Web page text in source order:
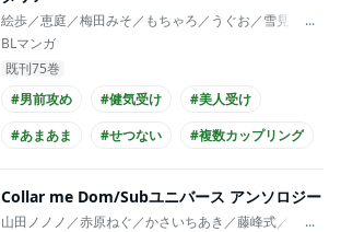
絵歩／恵庭／梅田みそ／もちゃろ／うぐお／雪見さき／
...
BLマンガ
既刊75巻
#男前攻め
#健気受け
#美人受け
#あまあま
#せつない #複数カップリング
Collar me Dom/Subユニバース アンソロジー
山田ノノノ／赤原ねぐ／かさいちあき／藤峰式／カシオ
...